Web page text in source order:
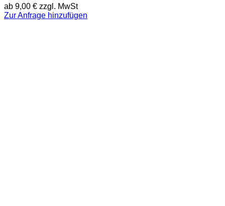
ab 9,00 € zzgl. MwSt
Zur Anfrage hinzufügen